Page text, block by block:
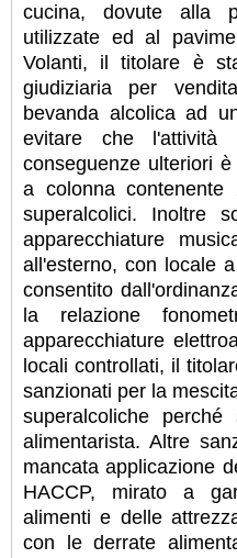
cucina, dovute alla
utilizzate ed al
Volanti, il titolare è
giudiziaria per
bevanda alcolica ad
evitare che l'attività
conseguenze ulteriori
a colonna
superalcolici. Inoltre
apparecchiature
all'esterno, con locale
consentito
la relazione
apparecchiature
locali controllati, il
sanzionati per la
superalcoliche perché
alimentarista. Altre
mancata applicazione
HACCP, mirato a
alimenti e delle
con le derrate